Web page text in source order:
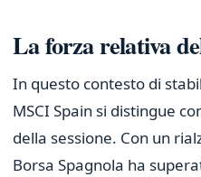
La forza relativa
In questo contesto di
MSCI Spain si distingue
della sessione. Con un
Borsa Spagnola ha